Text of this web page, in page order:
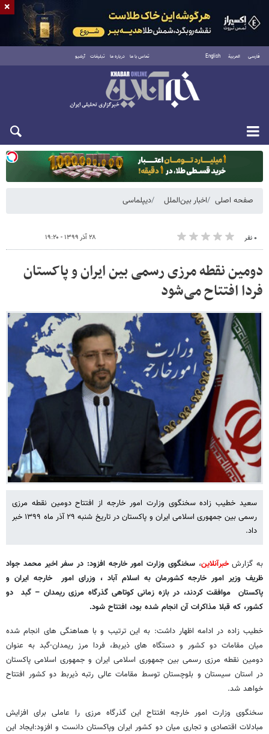
فارسی العربية English تماس با ما درباره ما تبلیغات آرشیو
دوشنبه ۱۹ مرداد ۱۴۰۵
صفحه اصلی اخبار بین‌الملل دیپلماسی
۰ نفر ۲۸ آذر ۱۳۹۹ - ۱۹:۲۰
دومین نقطه مرزی رسمی بین ایران و پاکستان
فردا افتتاح می‌شود
سعید خطیب زاده سخنگوی وزارت امور خارجه از افتتاح دومین نقطه مرزی
رسمی بین جمهوری اسلامی ایران و پاکستان در تاریخ شنبه ٢٩ آذر ماه ١٣٩٩ خبر
داد.
به گزارشخبرآنلاین، سخنگوی وزارت امور خارجه افزود: در سفر اخیر محمد جواد
ظریف وزیر امور خارجه کشورمان به اسلام آباد ، وزرای امور خارجه ایران و
پاکستان موافقت کردند، در بازه زمانی کوتاهی گذرگاه مرزی ریمدان – گبد دو
کشور، که قبلا مذاکرات آن انجام شده بود، افتتاح شود.
خطیب زاده در ادامه اظهار داشت: به این ترتیب و با هماهنگی های انجام شده
میان مقامات دو کشور و دستگاه های ذیربط، فردا مرز ریمدان-گبد به عنوان
دومین نقطه مرزی رسمی بین جمهوری اسلامی ایران و جمهوری اسلامی پاکستان
در استان سیستان و بلوچستان توسط مقامات عالی رتبه ذیربط دو کشور افتتاح
خواهد شد.
سخنگوی وزارت امور خارجه افتتاح این گذرگاه مرزی را عاملی برای افزایش
مبادلات اقتصادی و تجاری میان دو کشور ایران وپاکستان دانست و افزود:ایجاد این
×